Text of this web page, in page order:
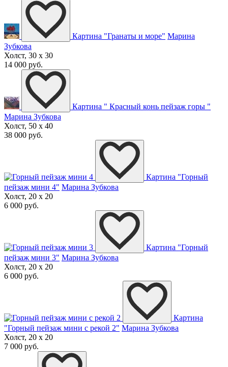
Картина "Гранаты и море" Марина
Зубкова
Холст, 30 x 30
14 000 руб.
Картина " Красный конь пейзаж горы "
Марина Зубкова
Холст, 50 x 40
38 000 руб.
Картина "Горный
пейзаж мини 4" Марина Зубкова
Холст, 20 x 20
6 000 руб.
Картина "Горный
пейзаж мини 3" Марина Зубкова
Холст, 20 x 20
6 000 руб.
Картина
"Горный пейзаж мини с рекой 2" Марина Зубкова
Холст, 20 x 20
7 000 руб.